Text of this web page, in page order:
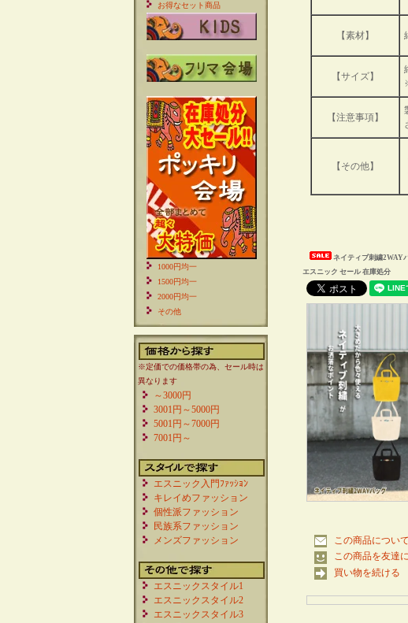
【素材】
【サイズ】
【注意事項】
【その他】
ネイティブ刺繍2WAY
エスニック セール 在庫処分
この商品につい
この商品を友達
買い物を続ける
お得なセット商品
1000円均一
1500円均一
2000円均一
その他
※定価での価格帯の為、セール時は
異なります
～3000円
3001円～5000円
5001円～7000円
7001円～
エスニック入門ﾌｧｯｼｮﾝ
キレイめファッション
個性派ファッション
民族系ファッション
メンズファッション
エスニックスタイル1
エスニックスタイル2
エスニックスタイル3